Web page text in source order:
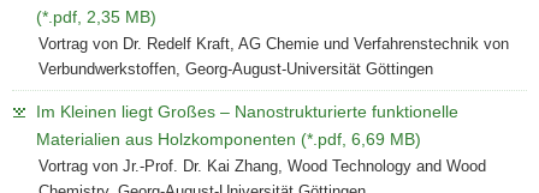
(*.pdf, 2,35 MB)
Vortrag von Dr. Redelf Kraft, AG Chemie und Verfahrenstechnik von
Verbundwerkstoffen, Georg-August-Universität Göttingen
Im Kleinen liegt Großes – Nanostrukturierte funktionelle
Materialien aus Holzkomponenten (*.pdf, 6,69 MB)
Vortrag von Jr.-Prof. Dr. Kai Zhang, Wood Technology and Wood